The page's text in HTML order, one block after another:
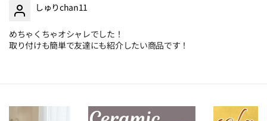
しゅりchan11
めちゃくちゃオシャレでした！
取り付けも簡単で友達にも紹介したい商品です！